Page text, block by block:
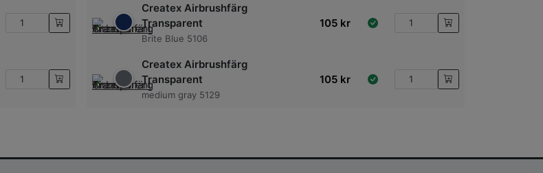
Createx Airbrushfärg
Transparent
Brite Blue 5106
105 kr
Createx Airbrushfärg
Transparent
medium gray 5129
105 kr